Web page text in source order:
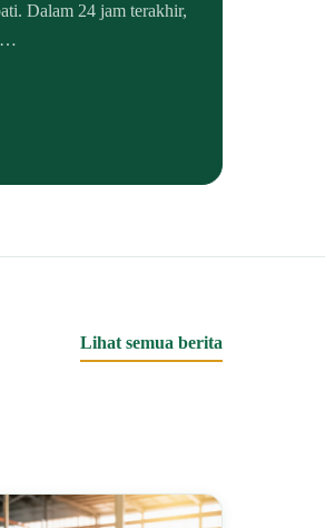
Dalam 24 jam terakhir,
Lihat semua berita